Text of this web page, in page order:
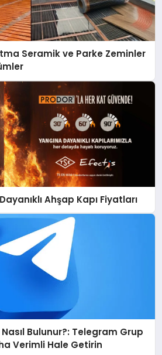
Seramik ve Parke Zeminler
Ahşap Kapı Fiyatları
Bulunur?: Telegram Grup
Verimli Hale Getirin